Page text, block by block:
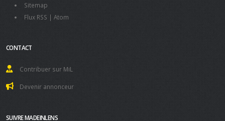
Sitemap
Flux RSS | Atom
CONTACT
Contribuer sur MiL
Devenir annonceur
SUIVRE MADEINLENS